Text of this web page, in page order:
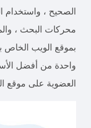
الصحيح ، واستخدام
محركات البحث ،
بموقع الويب الخاص بك
واحدة من أفضل
العضوية على موقع